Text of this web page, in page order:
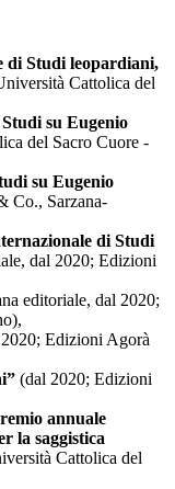
di Studi leopardiani,
Cattolica del
su Eugenio
del Sacro Cuore -
su Eugenio
Co., Sarzana-
di Studi
dal 2020; Edizioni
editoriale, dal 2020;
Edizioni Agorà
(dal 2020; Edizioni
annuale
la saggistica
Cattolica del